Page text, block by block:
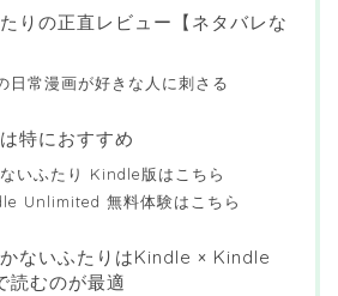
りの正直レビュー【ネタバレな
日常漫画が好きな人に刺さる
特におすすめ
いふたり Kindle版はこちら
Unlimited 無料体験はこちら
ないふたりはKindle × Kindle
読むのが最適